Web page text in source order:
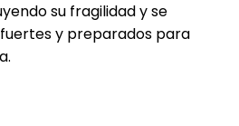
su fragilidad y se
y preparados para